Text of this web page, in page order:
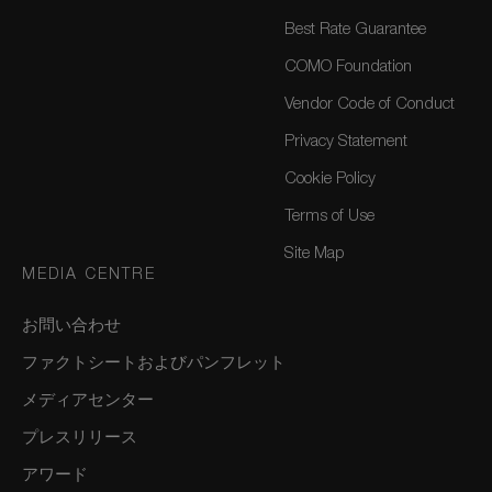
Best Rate Guarantee
COMO Foundation
Vendor Code of Conduct
Privacy Statement
Cookie Policy
Terms of Use
Site Map
MEDIA CENTRE
お問い合わせ
ファクトシートおよびパンフレット
メディアセンター
プレスリリース
アワード